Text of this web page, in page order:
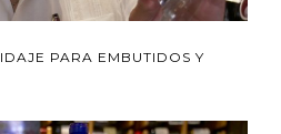
PARA EMBUTIDOS Y